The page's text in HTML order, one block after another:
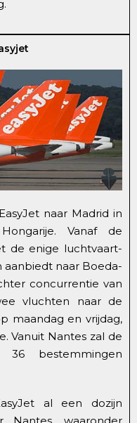
naar Madrid in
Vanaf de
de enige luchtvaart-
aanbiedt naar Boeda-
concurrentie van
vluchten naar de
maandag en vrijdag,
Vanuit Nantes zal de
36 bestemmingen
al een dozijn